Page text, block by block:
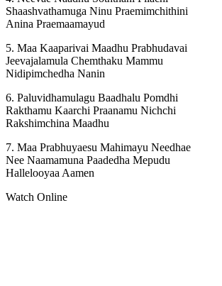
Shaashvathamuga Ninu Praemimchithini
Anina Praemaamayud
5. Maa Kaaparivai Maadhu Prabhudavai
Jeevajalamula Chemthaku Mammu
Nidipimchedha Nanin
6. Paluvidhamulagu Baadhalu Pomdhi
Rakthamu Kaarchi Praanamu Nichchi
Rakshimchina Maadhu
7. Maa Prabhuyaesu Mahimayu Needhae
Nee Naamamuna Paadedha Mepudu
Hallelooyaa Aamen
Watch Online